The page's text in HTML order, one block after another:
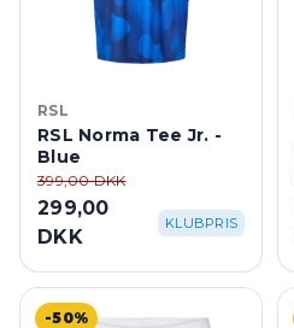
RSL
RSL Norma Tee Jr. -
Blue
399,00 DKK
299,00
DKK
KLUBPRIS
-50%